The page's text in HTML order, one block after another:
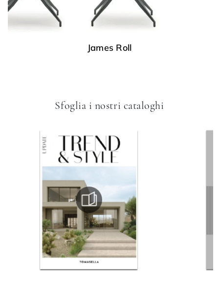
James Roll
Sfoglia i nostri cataloghi